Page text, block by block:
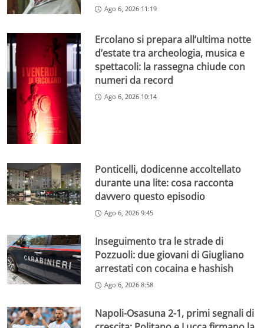
Ago 6, 2026 11:19
Ercolano si prepara all’ultima notte
d’estate tra archeologia, musica e
spettacoli: la rassegna chiude con
numeri da record
Ago 6, 2026 10:14
Ponticelli, dodicenne accoltellato
durante una lite: cosa racconta
davvero questo episodio
Ago 6, 2026 9:45
Inseguimento tra le strade di
Pozzuoli: due giovani di Giugliano
arrestati con cocaina e hashish
Ago 6, 2026 8:58
Napoli-Osasuna 2-1, primi segnali di